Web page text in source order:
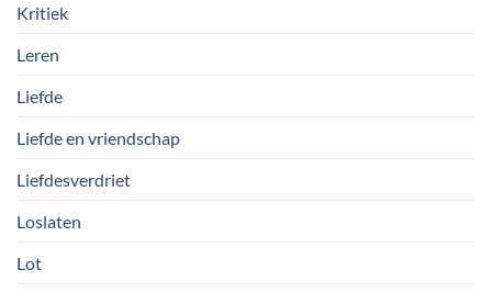
Kritiek
Leren
Liefde
Liefde en vriendschap
Liefdesverdriet
Loslaten
Lot